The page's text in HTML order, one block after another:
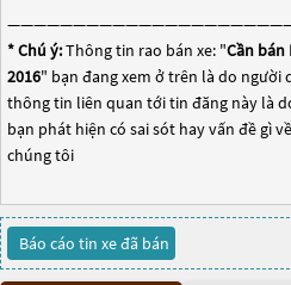
* Chú ý:Thông tin rao bán xe: "Cần bán
2016" bạn đang xem ở trên là do người
thông tin liên quan tới tin đăng này là
bạn phát hiện có sai sót hay vấn đề gì
chúng tôi
Báo cáo tin xe đã bán